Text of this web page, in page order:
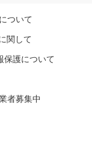
ついて
関して
保護について
者募集中